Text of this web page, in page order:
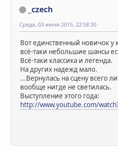
_czech
Среда, 03 июня 2015, 22:58:30
Вот единственный новичок у
всё-таки небольшие шансы
Всё-таки классика и легенда.
На других надежд мало.
...Вернулась на сцену всего
вообще нигде не светилась.
Выступление этого года:
http://www.youtube.com/